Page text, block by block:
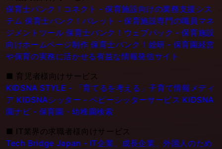
保育士バンク！コネクト - 保育施設向けの業務支援シス
テム 保育士バンク！パレット - 保育施設専門の職員マネ
ジメントツール 保育士バンク！ウェブパック - 保育施設
向けホームページ制作 保育士バンク！総研 - 保育園経営
や保育の実務に活かせる有益な情報発信サイト
■ 育児者様向けサービス
KIDSNA STYLE - 「育てるを考える」子育て情報メディ
ア KIDSNAシッター - ベビーシッターサービス KIDSNA
園ナビ - 保育園・幼稚園検索
■ IT業界の求職者様向けサービス
Tech Bridge Japan - IT企業、成長企業、外国人のため